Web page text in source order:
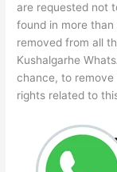
are requested not
found in more
removed from all
Kushalgarhe
chance, to
rights related to